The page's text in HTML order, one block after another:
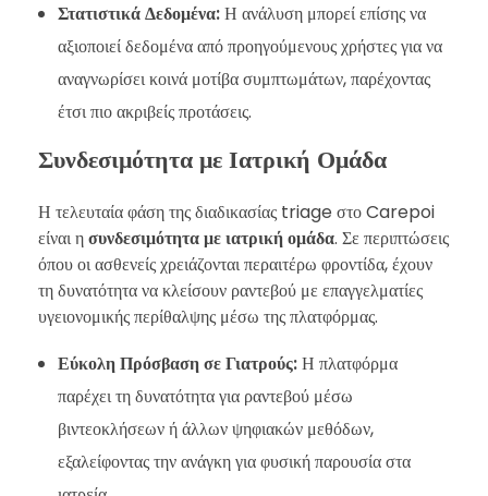
Στατιστικά Δεδομένα:Η ανάλυση μπορεί επίσης να
αξιοποιεί δεδομένα από προηγούμενους χρήστες για να
αναγνωρίσει κοινά μοτίβα συμπτωμάτων, παρέχοντας
έτσι πιο ακριβείς προτάσεις.
Συνδεσιμότητα με Ιατρική Ομάδα
Η τελευταία φάση της διαδικασίας triage στο Carepoi
είναι ησυνδεσιμότητα με ιατρική ομάδα. Σε περιπτώσεις
όπου οι ασθενείς χρειάζονται περαιτέρω φροντίδα, έχουν
τη δυνατότητα να κλείσουν ραντεβού με επαγγελματίες
υγειονομικής περίθαλψης μέσω της πλατφόρμας.
Εύκολη Πρόσβαση σε Γιατρούς:Η πλατφόρμα
παρέχει τη δυνατότητα για ραντεβού μέσω
βιντεοκλήσεων ή άλλων ψηφιακών μεθόδων,
εξαλείφοντας την ανάγκη για φυσική παρουσία στα